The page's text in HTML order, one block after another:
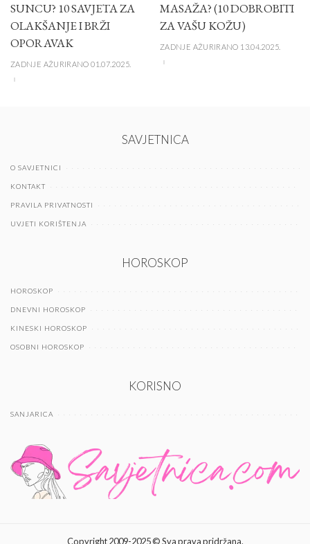
SUNCU? 10 SAVJETA ZA
OLAKŠANJE I BRŽI
OPORAVAK
ZADNJE AŽURIRANO 01.07.2025.
MASAŽA? (10 DOBROBITI
ZA VAŠU KOŽU)
ZADNJE AŽURIRANO 13.04.2025.
SAVJETNICA
O SAVJETNICI
KONTAKT
PRAVILA PRIVATNOSTI
UVJETI KORIŠTENJA
HOROSKOP
HOROSKOP
DNEVNI HOROSKOP
KINESKI HOROSKOP
OSOBNI HOROSKOP
KORISNO
SANJARICA
Copyright 2009-2025 © Sva prava pridržana.